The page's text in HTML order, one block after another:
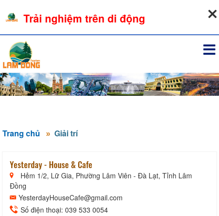
Trang chủ Giải trí
Yesterday - House & Cafe
Hẻm 1/2, Lữ Gia, Phường Lâm Viên - Đà Lạt, Tỉnh Lâm
Đồng
YesterdayHouseCafe@gmail.com
Số điện thoại: 039 533 0054
Trải nghiệm trên di động